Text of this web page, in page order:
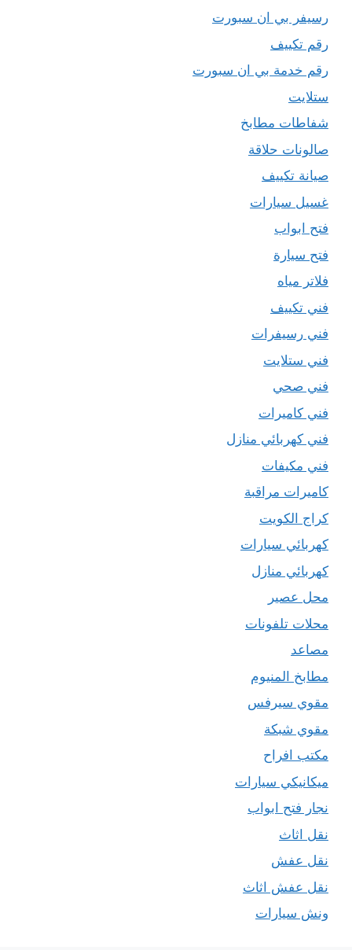
رسيفر بي ان سبورت
رقم تكييف
رقم خدمة بي ان سبورت
ستلايت
شفاطات مطابخ
صالونات حلاقة
صيانة تكييف
غسيل سيارات
فتح ابواب
فتح سيارة
فلاتر مياه
فني تكييف
فني رسيفرات
فني ستلايت
فني صحي
فني كاميرات
فني كهربائي منازل
فني مكيفات
كاميرات مراقبة
كراج الكويت
كهربائي سيارات
كهربائي منازل
محل عصير
محلات تلفونات
مصاعد
مطابخ المنيوم
مقوي سيرفس
مقوي شبكة
مكتب افراح
ميكانيكي سيارات
نجار فتح ابواب
نقل اثاث
نقل عفش
نقل عفش اثاث
ونش سيارات